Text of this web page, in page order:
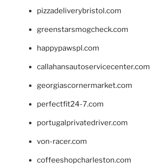
pizzadeliverybristol.com
greenstarsmogcheck.com
happypawspl.com
callahansautoservicecenter.com
georgiascornermarket.com
perfectfit24-7.com
portugalprivatedriver.com
von-racer.com
coffeeshopcharleston.com